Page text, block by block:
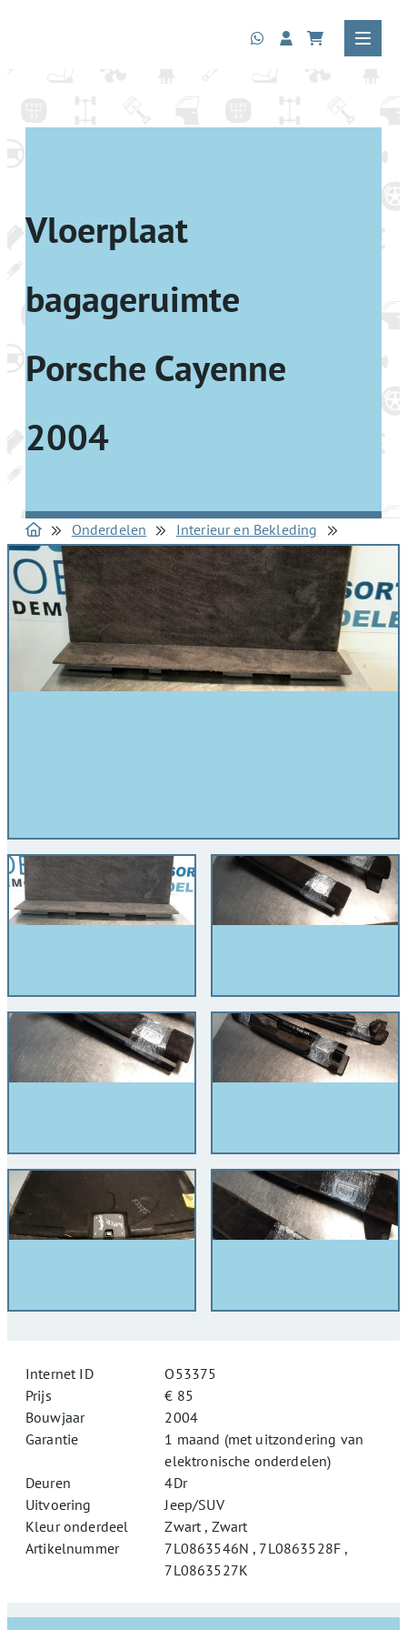
Vloerplaat
bagageruimte
Porsche Cayenne
2004
Onderdelen
Interieur en Bekleding
Vloerplaten bagageruimte
Internet ID
O53375
Prijs
€ 85
Bouwjaar
2004
Garantie
1 maand (met uitzondering van
elektronische onderdelen)
Deuren
4Dr
Uitvoering
Jeep/SUV
Kleur onderdeel
Zwart , Zwart
Artikelnummer
7L0863546N , 7L0863528F ,
7L0863527K